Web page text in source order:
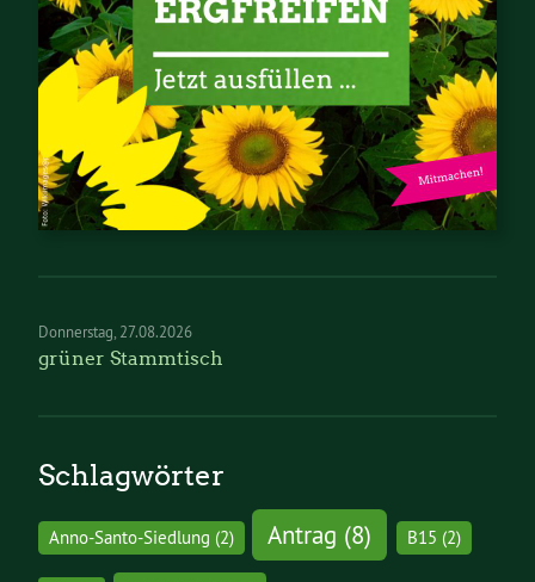
Donnerstag 27.08.2026
grüner Stammtisch
Schlagwörter
Anno-Santo-Siedlung (2) Antrag (8) B15 (2)